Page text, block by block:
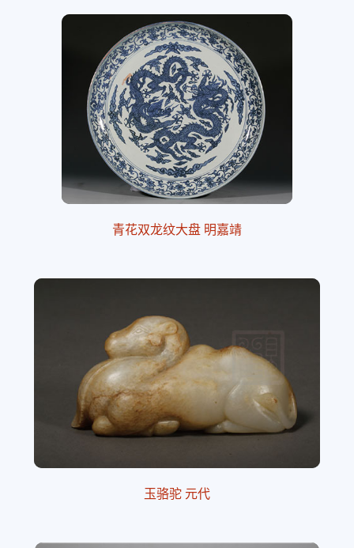
青花双龙纹大盘 明嘉靖
玉骆驼 元代